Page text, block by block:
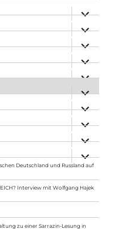
anzeigen
anzeigen
anzeigen
anzeigen
anzeigen
anzeigen
anzeigen
anzeigen
anzeigen
Deutschland und Russland auf
Interview mit Wolfgang Hajek
zu einer Sarrazin-Lesung in